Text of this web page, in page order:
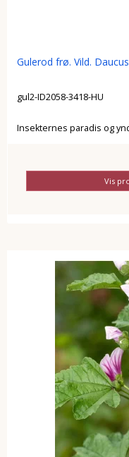
Gulerod frø. Vild.
gul2-ID2058-3418-HU
Insekternes paradis og
Vis